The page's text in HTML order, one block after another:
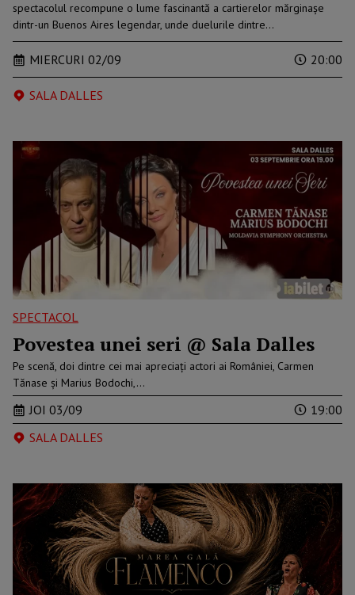
spectacolul recompune o lume fascinantă a cartierelor mărginașe
dintr-un Buenos Aires legendar, unde duelurile dintre…
MIERCURI 02/09 20:00
SALA DALLES
SPECTACOL
Povestea unei seri @ Sala Dalles
Pe scenă, doi dintre cei mai apreciați actori ai României, Carmen
Tănase și Marius Bodochi,…
JOI 03/09
19:00
SALA DALLES